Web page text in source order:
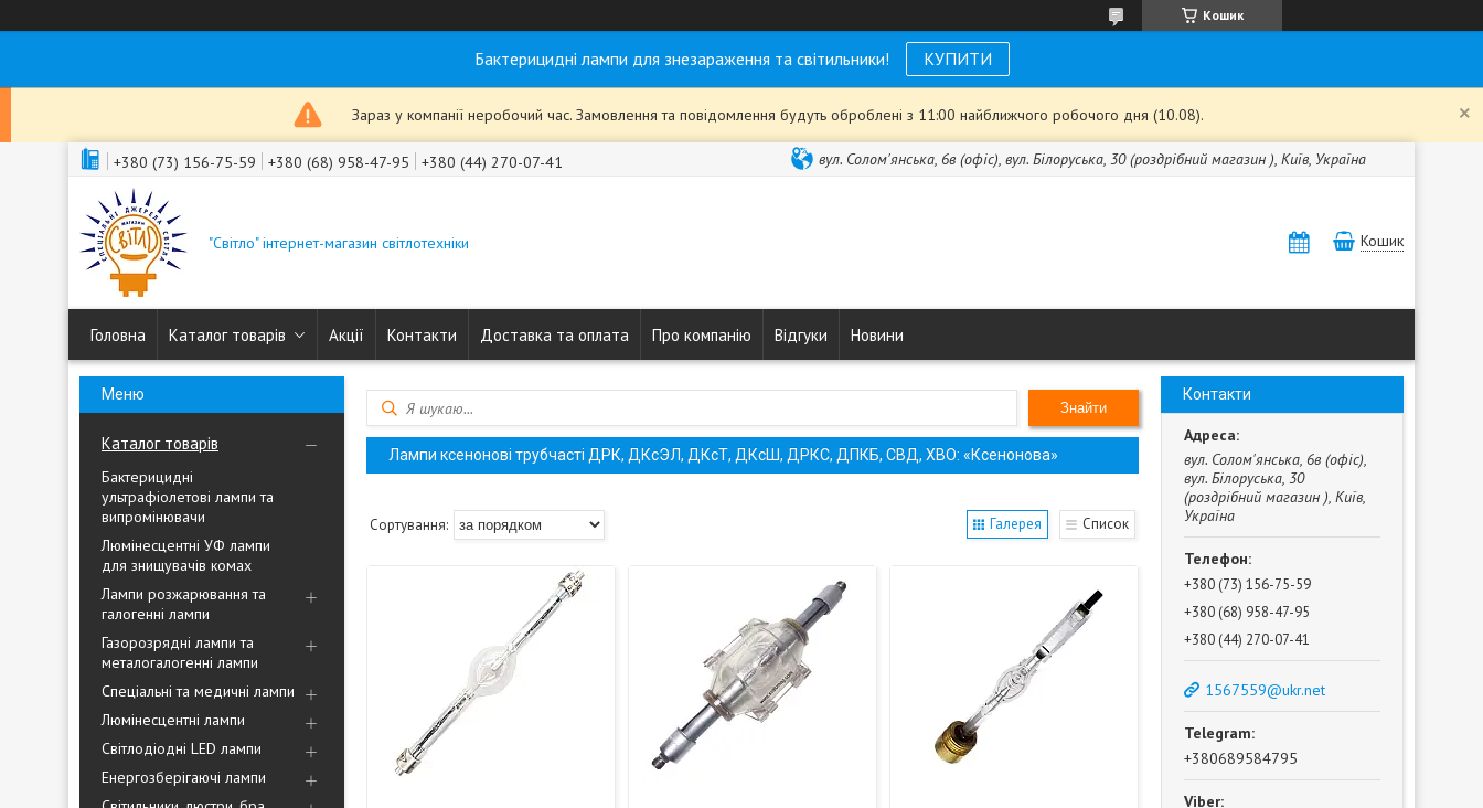
Кошик
Бактерицидні лампи для знезараження та світильники! КУПИТИ
Зараз у компанії неробочий час. Замовлення та повідомлення будуть оброблені з 11:00 найближчого робочого дня (10.08).
+380 (73) 156-75-59 +380 (68) 958-47-95 +380 (44) 270-07-41 вул. Солом'янська, 6в (офіс), вул. Білоруська, 30 (роздрібний магазин ), Київ, Україна
"Світло" інтернет-магазин світлотехніки Кошик
Головна Каталог товарів Акції Контакти Доставка та оплата Про компанію Відгуки Новини
Каталог товарів
Бактерицидні
ультрафіолетові лампи та
випромінювачи
Люмінесцентні УФ лампи
для знищувачів комах
Лампи розжарювання та
галогенні лампи
Газорозрядні лампи та
металогалогенні лампи
Спеціальні та медичні лампи
Люмінесцентні лампи
Світлодіодні LED лампи
Енергозберігаючі лампи
Знайти
Лампи ксенонові трубчасті ДРК, ДКсЭЛ, ДКсТ, ДКсШ, ДРКС, ДПКБ, СВД, XBO: «Ксенонова»
Галерея Список
Контакти
вул. Солом'янська, 6в (офіс),
вул. Білоруська, 30
(роздрібний магазин ), Київ,
Україна
+380 (73) 156-75-59
+380 (68) 958-47-95
+380 (44) 270-07-41
1567559@ukr.net
+380689584795